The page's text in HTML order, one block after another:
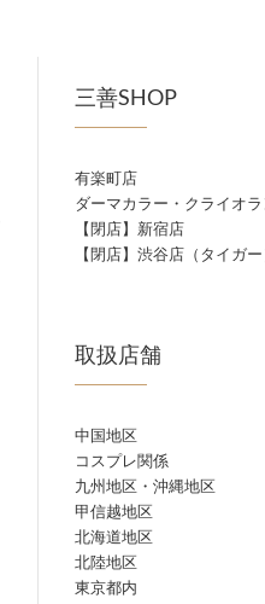
三善SHOP
有楽町店
ダーマカラー・クライオ
【閉店】新宿店
【閉店】渋谷店（タイガー
取扱店舗
中国地区
コスプレ関係
九州地区・沖縄地区
甲信越地区
北海道地区
北陸地区
東京都内